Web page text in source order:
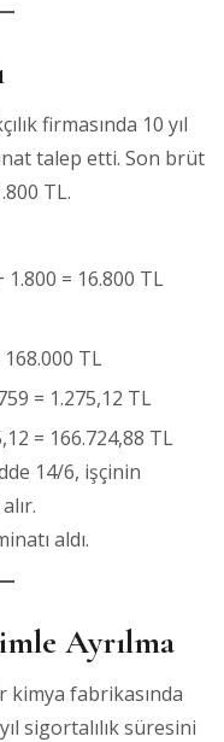
firmasında 10 yıl
talep etti. Son brüt
TL.
= 16.800 TL
168.000 TL
= 1.275,12 TL
= 166.724,88 TL
14/6, işçinin
aldı.
Ayrılma
kimya fabrikasında
sigortalılık süresini